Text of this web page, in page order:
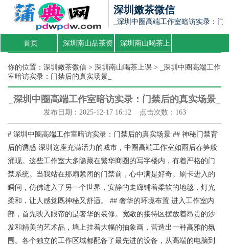
深圳嫩茶微信
_深圳中圈高端工作室暗访实录：门
首页 深圳南山品茶资 深圳南山喝茶上
你的位置： 深圳嫩茶微信 > 深圳南山喝茶上课 > _深圳中圈高端工作
室暗访实录：门禁后的真实场景_
_深圳中圈高端工作室暗访实录：门禁后的真实场景_
发布日期：2025-12-17 16:12 点击次数：163
# 深圳中圈高端工作室暗访实录：门禁后的真实场景 ## 神秘门禁背
后的诱惑 深圳这座充满活力的城市，中圈高端工作室如雨后春笋般
涌现。这些工作室大多隐藏在繁华商圈的写字楼内，有着严格的门
禁系统。当我站在那扇紧闭的门禁前，心中满是好奇。刷卡进入的
瞬间，仿佛进入了另一个世界，安静的走廊铺着柔软的地毯，灯光
柔和，让人感觉既神秘又舒适。 ## 奢华的环境布置 进入工作室内
部，首先映入眼帘的是奢华的装修。宽敞的接待区摆放着昂贵的沙
发和精美的艺术品，墙上挂着大幅的抽象画，营造出一种高雅的氛
围。各个独立的工作区域都配备了最先进的设备，从高端的电脑到